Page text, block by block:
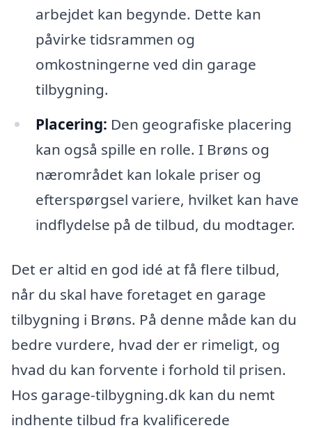
arbejdet kan begynde. Dette kan
påvirke tidsrammen og
omkostningerne ved din garage
tilbygning.
Placering: Den geografiske placering
kan også spille en rolle. I Brøns og
nærområdet kan lokale priser og
efterspørgsel variere, hvilket kan have
indflydelse på de tilbud, du modtager.
Det er altid en god idé at få flere tilbud,
når du skal have foretaget en garage
tilbygning i Brøns. På denne måde kan du
bedre vurdere, hvad der er rimeligt, og
hvad du kan forvente i forhold til prisen.
Hos garage-tilbygning.dk kan du nemt
indhente tilbud fra kvalificerede